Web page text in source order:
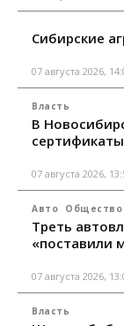
Сибирские
07 августа 2026,
Власть
В
07 августа 2026,
Авто Общество
Треть
«поставили
07 августа 2026,
Власть